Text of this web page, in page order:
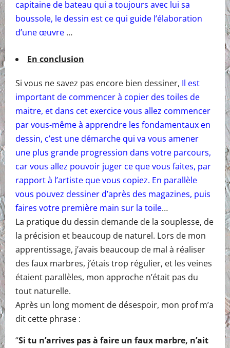
capitaine de bateau qui a toujours avec lui sa
boussole, le dessin est ce qui guide l’élaboration
d’une œuvre …
En conclusion
Si vous ne savez pas encore bien dessiner, Il est
important de commencer à copier des toiles de
maitre, et dans cet exercice vous allez commencer
par vous-même à apprendre les fondamentaux en
dessin, c’est une démarche qui va vous amener
une plus grande progression dans votre parcours,
car vous allez pouvoir juger ce que vous faites, par
rapport à l’artiste que vous copiez. En parallèle
vous pouvez dessiner d’après des magazines, puis
faires votre première main sur la toile…
La pratique du dessin demande de la souplesse, de
la précision et beaucoup de naturel. Lors de mon
apprentissage, j’avais beaucoup de mal à réaliser
des faux marbres, j’étais trop régulier, et les veines
étaient parallèles, mon approche n’était pas du
tout naturelle.
Après un long moment de désespoir, mon prof m’a
dit cette phrase :
“Si tu n’arrives pas à faire un faux marbre, n’ait